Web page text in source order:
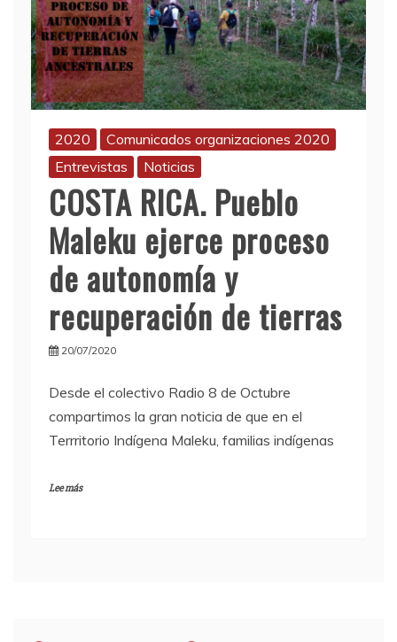
2020
Comunicados organizaciones 2020
Entrevistas
Noticias
COSTA RICA. Pueblo
Maleku ejerce proceso
de autonomía y
recuperación de tierras
20/07/2020
Desde el colectivo Radio 8 de Octubre
compartimos la gran noticia de que en el
Terrritorio Indígena Maleku, familias indígenas
Lee más